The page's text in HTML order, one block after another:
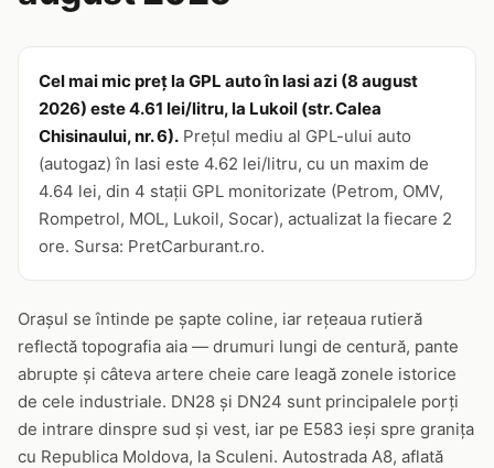
Cel mai mic preț la GPL auto în Iasi azi (8 august
2026) este 4.61 lei/litru, la Lukoil (str. Calea
Chisinaului, nr. 6). Prețul mediu al GPL-ului auto
(autogaz) în Iasi este 4.62 lei/litru, cu un maxim de
4.64 lei, din 4 stații GPL monitorizate (Petrom, OMV,
Rompetrol, MOL, Lukoil, Socar), actualizat la fiecare 2
ore. Sursa: PretCarburant.ro.
Orașul se întinde pe șapte coline, iar rețeaua rutieră
reflectă topografia aia — drumuri lungi de centură, pante
abrupte și câteva artere cheie care leagă zonele istorice
de cele industriale. DN28 și DN24 sunt principalele porți
de intrare dinspre sud și vest, iar pe E583 ieși spre granița
cu Republica Moldova, la Sculeni. Autostrada A8, aflată